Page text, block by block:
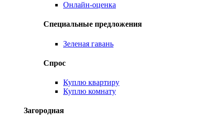
Онлайн-оценка
Специальные предложения
Зеленая гавань
Спрос
Куплю квартиру
Куплю комнату
Загородная